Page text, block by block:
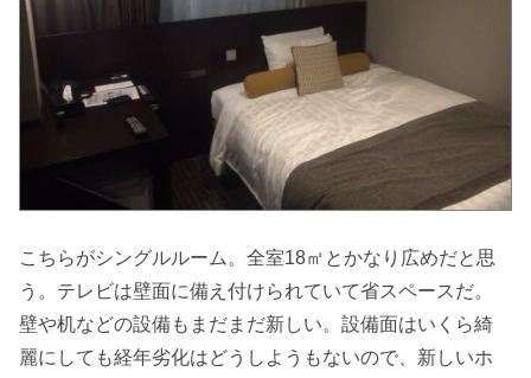
こちらがシングルルーム。全室18㎡とかなり広めだと思
う。テレビは壁面に備え付けられていて省スペースだ。
壁や机などの設備もまだまだ新しい。設備面はいくら綺
麗にしても経年劣化はどうしようもないので、新しいホ